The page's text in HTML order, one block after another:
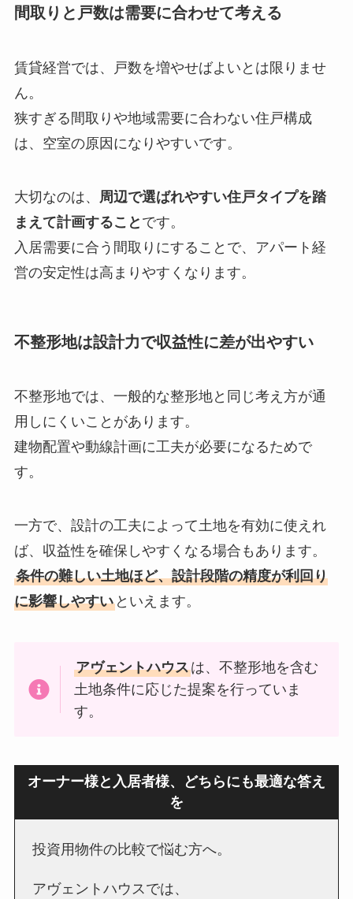
間取りと戸数は需要に合わせて考える
賃貸経営では、戸数を増やせばよいとは限りませ
ん。
狭すぎる間取りや地域需要に合わない住戸構成
は、空室の原因になりやすいです。
大切なのは、
周辺で選ばれやすい住戸タイプを踏
まえて計画すること です。
入居需要に合う間取りにすることで、アパート経
営の安定性は高まりやすくなります。
不整形地は設計力で収益性に差が出やすい
不整形地では、一般的な整形地と同じ考え方が通
用しにくいことがあります。
建物配置や動線計画に工夫が必要になるためで
す。
一方で、設計の工夫によって土地を有効に使えれ
ば、収益性を確保しやすくなる場合もあります。
条件の難しい土地ほど、設計段階の精度が利回り
に影響しやすいといえます。
アヴェントハウスは、不整形地を含む
土地条件に応じた提案を行っていま
す。
オーナー様と入居者様、どちらにも最適な答え
を
投資用物件の比較で悩む方へ。
アヴェントハウスでは、